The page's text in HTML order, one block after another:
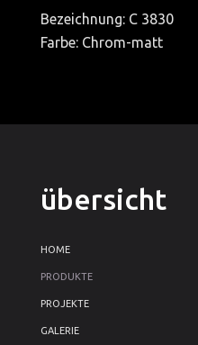
Bezeichnung: C 3830
Farbe: Chrom-matt
übersicht
HOME
PRODUKTE
PROJEKTE
GALERIE